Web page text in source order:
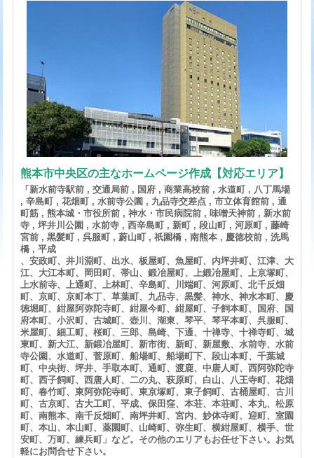
熊本市中央区の主なホームページ作成【対応エリア】
「新水前寺駅前 , 交通局前 , 国府 , 商業高校前 , 水道町 , 八丁馬場
, 辛島町 , 花畑町 , 水前寺公園 , 九品寺交差点 , 市立体育館前 , 通
町筋 , 熊本城・市役所前 , 神水・市民病院前 , 味噌天神前 , 新水前
寺 , 坪井川公園 , 水前寺 , 西辛島町 , 新町 , 段山町 , 河原町 , 藤崎
宮前 , 黒髪町 , 呉服町 , 蔚山町 , 祇園橋 , 南熊本 , 慶徳校前 , 洗馬
橋 , 平成
、安政町、井川淵町、出水、板屋町、魚屋町、内坪井町、江津、大
江、大江本町、岡田町、帯山、鍛冶屋町、上鍛冶屋町、上京塚町、
上水前寺、上通町、上林町、辛島町、川端町、河原町、北千反畑
町、京町、京町本丁、草葉町、九品寺、黒髪、神水、神水本町、慶
徳堀町、紺屋阿弥陀寺町、紺屋今町、紺屋町、子飼本町、国府、国
府本町、小沢町、古城町、壺川、湖東、琴平、琴平本町、呉服町、
米屋町、細工町、桜町、三郎、島崎、下通、十禅寺、十禅寺町、城
東町、新大江、新鍛冶屋町、新市街、新町、新屋敷、水前寺、水前
寺公園、水道町、菅原町、船場町、船場町下、段山本町、千葉城
町、中央街、坪井、手取本町、通町、渡鹿、中唐人町、西阿弥陀寺
町、西子飼町、西唐人町、二の丸、萩原町、白山、八王寺町、花畑
町、春竹町、東阿弥陀寺町、東京塚町、東子飼町、古桶屋町、古川
町、古京町、古大工町、平成、保田窪、本荘、本荘町、本丸、松原
町、南熊本、南千反畑町、南坪井町、宮内、妙体寺町、迎町、室園
町、本山、本山町、薬園町、山崎町、弥生町、横紺屋町、横手、世
安町、万町、練兵町」など。その他のエリアもお任せ下さい。お気
軽にお問合せ下さい。